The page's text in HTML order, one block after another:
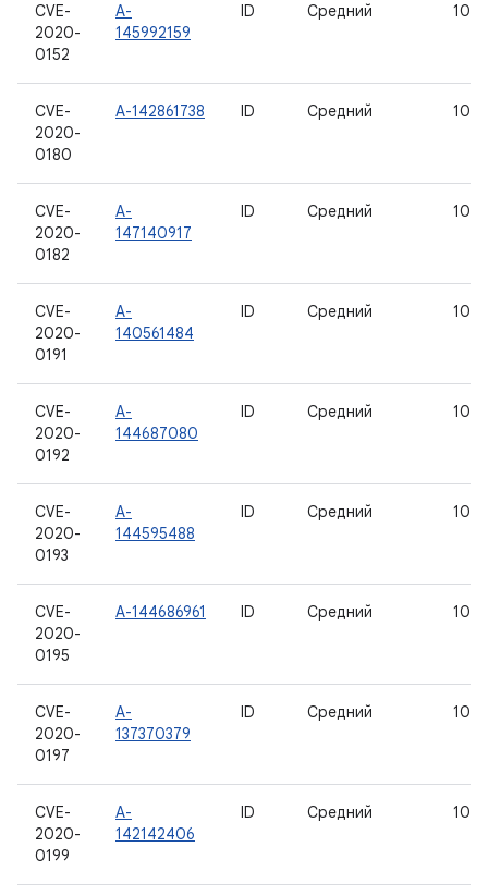
CVE-
2020-
0152
A-
145992159
ID Средний 10
CVE-
2020-
0180
A-142861738 ID Средний 10
CVE-
2020-
0182
A-
147140917
ID Средний 10
CVE-
2020-
0191
A-
140561484
ID Средний 10
CVE-
2020-
0192
A-
144687080
ID Средний 10
CVE-
2020-
0193
A-
144595488
ID Средний 10
CVE-
2020-
0195
A-144686961 ID Средний 10
CVE-
2020-
0197
A-
137370379
ID Средний 10
CVE-
2020-
0199
A-
142142406
ID Средний 10